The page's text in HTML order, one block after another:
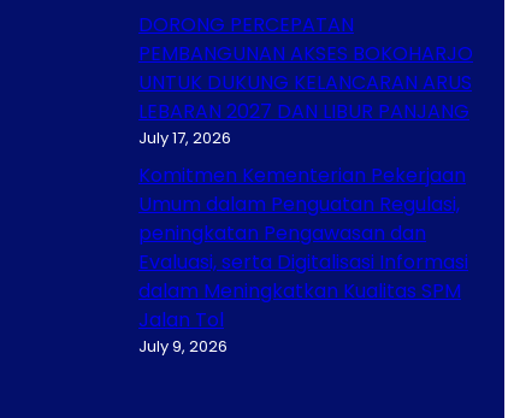
DORONG PERCEPATAN
PEMBANGUNAN AKSES BOKOHARJO
UNTUK DUKUNG KELANCARAN ARUS
LEBARAN 2027 DAN LIBUR PANJANG
July 17, 2026
Komitmen Kementerian Pekerjaan
Umum dalam Penguatan Regulasi,
peningkatan Pengawasan dan
Evaluasi, serta Digitalisasi Informasi
dalam Meningkatkan Kualitas SPM
Jalan Tol
July 9, 2026